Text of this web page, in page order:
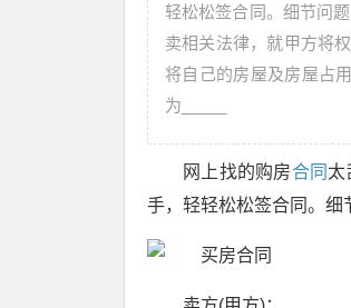
轻松松签合同。细节问
卖相关法律，就甲方将
将自己的房屋及房屋占
为_____
网上找的购房合同 太
手，轻轻松松签合同。细